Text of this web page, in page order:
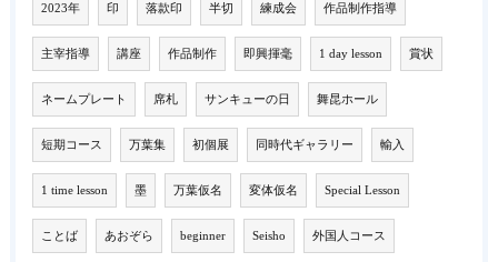
2023年 印 落款印 半切 練成会 作品制作指導
主宰指導 講座 作品制作 即興揮毫 1 day lesson 賞状
ネームプレート 席札 サンキューの日 舞昆ホール
短期コース 万葉集 初個展 同時代ギャラリー 輸入
1 time lesson 墨 万葉仮名 変体仮名 Special Lesson
ことば あおぞら beginner Seisho 外国人コース